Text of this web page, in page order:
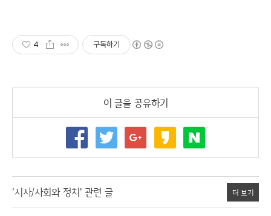
4 구독하기
이 글을 공유하기
'시사/사회와 정치' 관련 글 더 보기